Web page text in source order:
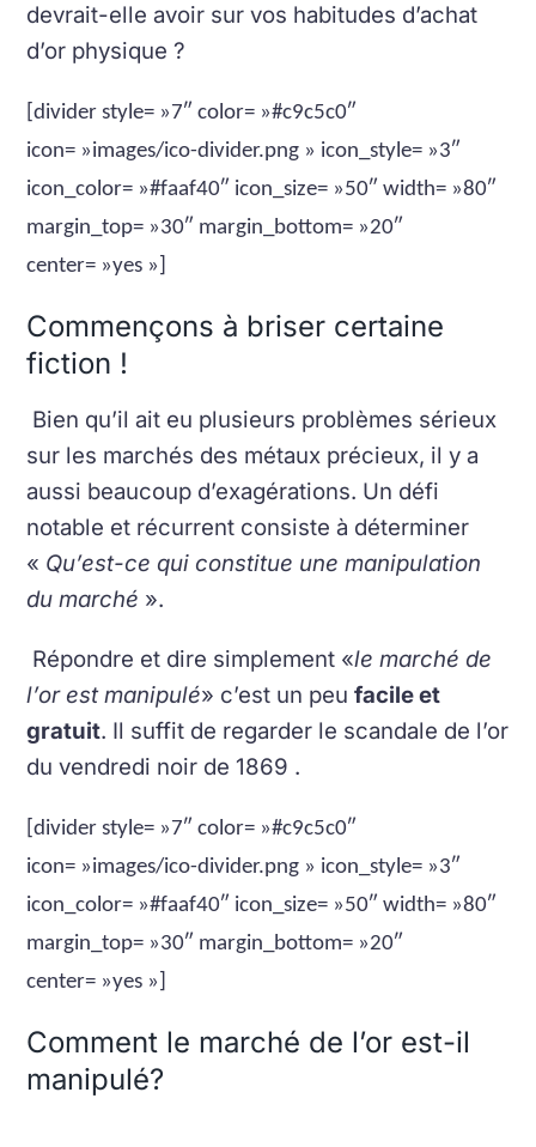
devrait-elle avoir sur vos habitudes d’achat
d’or physique ?
[divider style= »7″ color= »#c9c5c0″
icon= »images/ico-divider.png » icon_style= »3″
icon_color= »#faaf40″ icon_size= »50″ width= »80″
margin_top= »30″ margin_bottom= »20″
center= »yes »]
Commençons à briser certaine
fiction !
Bien qu’il ait eu plusieurs problèmes sérieux
sur les marchés des métaux précieux, il y a
aussi beaucoup d’exagérations. Un défi
notable et récurrent consiste à déterminer
« Qu’est-ce qui constitue une manipulation
du marché ».
Répondre et dire simplement «le marché de
l’or est manipulé» c’est un peufacile et
gratuit. Il suffit de regarder le scandale de l’or
du vendredi noir de 1869 .
[divider style= »7″ color= »#c9c5c0″
icon= »images/ico-divider.png » icon_style= »3″
icon_color= »#faaf40″ icon_size= »50″ width= »80″
margin_top= »30″ margin_bottom= »20″
center= »yes »]
Comment le marché de l’or est-il
manipulé?